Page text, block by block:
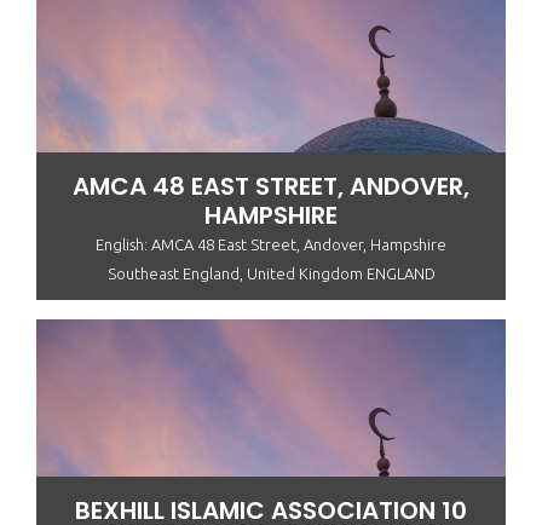
AMCA 48 EAST STREET, ANDOVER,
HAMPSHIRE
English: AMCA 48 East Street, Andover, Hampshire
Southeast England, United Kingdom ENGLAND
BEXHILL ISLAMIC ASSOCIATION 10